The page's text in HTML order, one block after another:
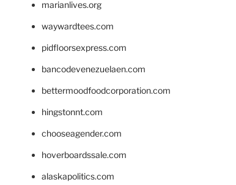
marianlives.org
waywardtees.com
pidfloorsexpress.com
bancodevenezuelaen.com
bettermoodfoodcorporation.com
hingstonnt.com
chooseagender.com
hoverboardssale.com
alaskapolitics.com